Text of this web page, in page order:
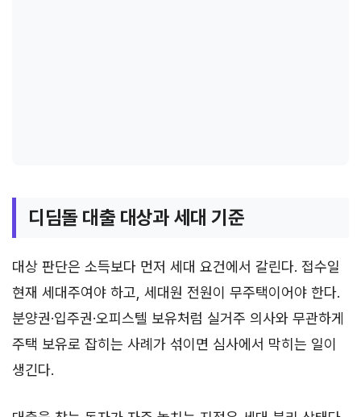
디딤돌 대출 대상과 세대 기준
대상 판단은 소득보다 먼저 세대 요건에서 갈린다. 접수일
현재 세대주여야 하고, 세대원 전원이 무주택이어야 한다.
분양권·입주권·오피스텔 보유처럼 실거주 의사와 무관하게
주택 보유로 잡히는 사례가 섞이면 심사에서 막히는 일이
생긴다.